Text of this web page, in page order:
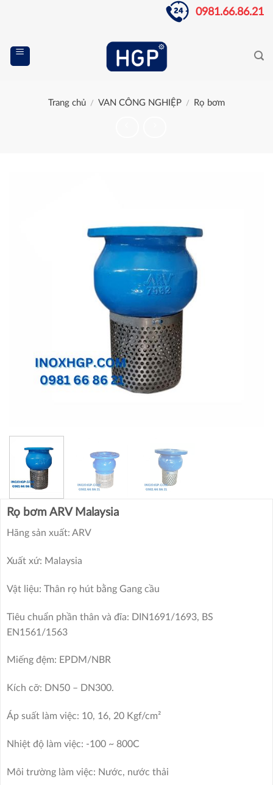
0981.66.86.21
Trang chủ / VAN CÔNG NGHIỆP / Rọ bơm
Rọ bơm ARV Malaysia
Hãng sản xuất: ARV
Xuất xứ: Malaysia
Vật liệu: Thân rọ hút bằng Gang cầu
Tiêu chuẩn phần thân và đĩa: DIN1691/1693, BS
EN1561/1563
Miếng đệm: EPDM/NBR
Kích cỡ: DN50 – DN300.
Áp suất làm việc: 10, 16, 20 Kgf/cm²
Nhiệt độ làm việc: -100 ~ 800C
Môi trường làm việc: Nước, nước thải